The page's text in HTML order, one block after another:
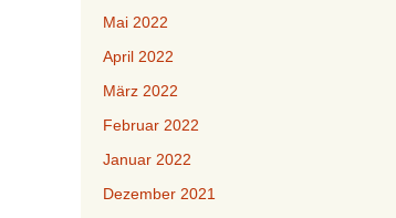
Mai 2022
April 2022
März 2022
Februar 2022
Januar 2022
Dezember 2021